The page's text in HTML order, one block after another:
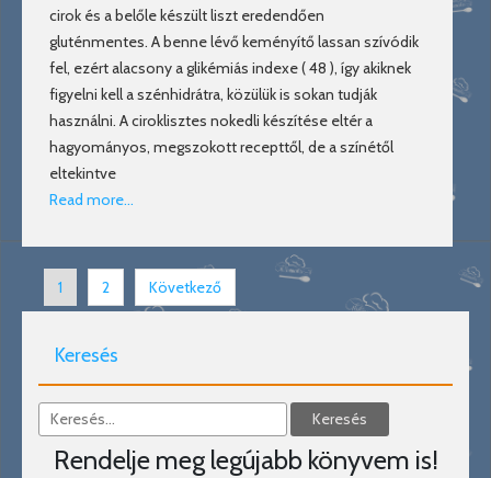
cirok és a belőle készült liszt eredendően
gluténmentes. A benne lévő keményítő lassan szívódik
fel, ezért alacsony a glikémiás indexe ( 48 ), így akiknek
figyelni kell a szénhidrátra, közülük is sokan tudják
használni. A ciroklisztes nokedli készítése eltér a
hagyományos, megszokott recepttől, de a színétől
eltekintve
Read more…
1 2 Következő
Keresés
Rendelje meg legújabb könyvem is!